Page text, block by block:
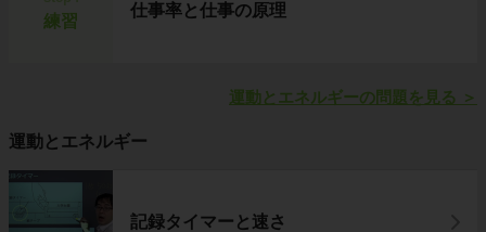
練習
仕事率と仕事の原理
運動とエネルギーの問題を見る ＞
運動とエネルギー
記録タイマーと速さ